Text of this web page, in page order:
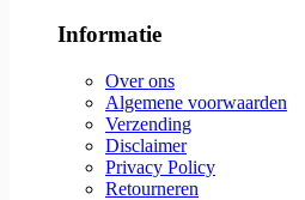
Informatie
Over ons
Algemene voorwaarden
Verzending
Disclaimer
Privacy Policy
Retourneren